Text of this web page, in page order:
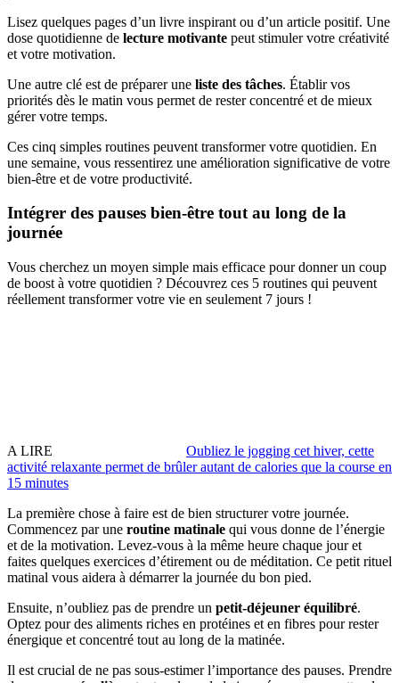
Lisez quelques pages d’un livre inspirant ou d’un article positif. Une
dose quotidienne de lecture motivante peut stimuler votre créativité
et votre motivation.
Une autre clé est de préparer une liste des tâches. Établir vos
priorités dès le matin vous permet de rester concentré et de mieux
gérer votre temps.
Ces cinq simples routines peuvent transformer votre quotidien. En
une semaine, vous ressentirez une amélioration significative de votre
bien-être et de votre productivité.
Intégrer des pauses bien-être tout au long de la
journée
Vous cherchez un moyen simple mais efficace pour donner un coup
de boost à votre quotidien ? Découvrez ces 5 routines qui peuvent
réellement transformer votre vie en seulement 7 jours !
A LIRE
Oubliez le jogging cet hiver, cette
activité relaxante permet de brûler autant de calories que la course en
15 minutes
La première chose à faire est de bien structurer votre journée.
Commencez par une routine matinale qui vous donne de l’énergie
et de la motivation. Levez-vous à la même heure chaque jour et
faites quelques exercices d’étirement ou de méditation. Ce petit rituel
matinal vous aidera à démarrer la journée du bon pied.
Ensuite, n’oubliez pas de prendre un petit-déjeuner équilibré.
Optez pour des aliments riches en protéines et en fibres pour rester
énergique et concentré tout au long de la matinée.
Il est crucial de ne pas sous-estimer l’importance des pauses. Prendre